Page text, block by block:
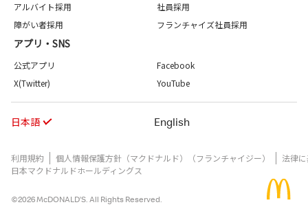
アルバイト採用
社員採用
障がい者採用
フランチャイズ社員採用
アプリ・SNS
公式アプリ
Facebook
X(Twitter)
YouTube
日本語 English
利用規約 個人情報保護方針（マクドナルド）（フランチャイジー）
法律
日本マクドナルドホールディングス
©2026 McDONALD’S. All Rights Reserved.